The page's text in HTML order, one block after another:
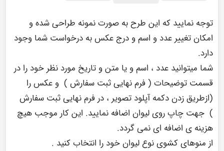
توجه نمایید که این طرح به صورت نمونه طراحی شده و
امکان تغییر عدد و اسم و درج عکس به درخواست شما وجود
دارد.
شما میتوانید عدد ، اسم و یا متن و تاریخ مورد نظر خود را در
قسمت توضیحات ( فرم نهایی ثبت سفارش ) و عکس را
(ازطریق زدن دکمه آپلود تصویر ، در فرم نهایی ثبت سفارش
) جهت چاپ روی لیوان اضافه نمایید. این کار موجب هیچ
هزینه ی اضافه ای نمی گردد.
از منوهای کشوی نوع لیوان خود را انتخاب کنید .